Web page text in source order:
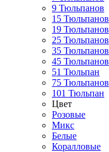
9 Тюльпанов
15 Тюльпанов
19 Тюльпанов
25 Тюльпанов
35 Тюльпанов
45 Тюльпанов
51 Тюльпан
75 Тюльпанов
101 Тюльпан
Цвет
Розовые
Микс
Белые
Коралловые